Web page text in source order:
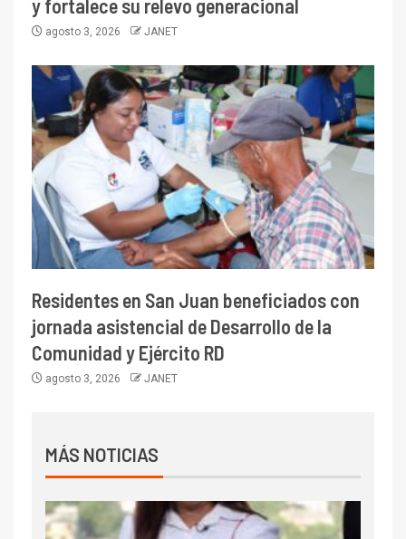
y fortalece su relevo generacional
agosto 3, 2026 JANET
Residentes en San Juan beneficiados con
jornada asistencial de Desarrollo de la
Comunidad y Ejército RD
agosto 3, 2026 JANET
MÁS NOTICIAS